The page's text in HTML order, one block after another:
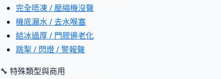
完全唔凍 / 壓縮機沒聲
機底漏水 / 去水喉塞
結冰過厚 / 門膠邊老化
跳掣 / 閃燈 / 警報聲
🔧 特殊類型與商用